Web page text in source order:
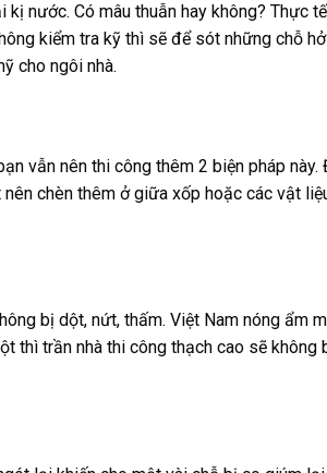
nước. Có mâu thuẫn hay không? Thực
kiểm tra kỹ thì sẽ để sót những chỗ
cho ngôi nhà.
vẫn nên thi công thêm 2 biện pháp
chèn thêm ở giữa xốp hoặc các vật
bị dột, nứt, thấm. Việt Nam nóng ẩm
thì trần nhà thi công thạch cao sẽ không